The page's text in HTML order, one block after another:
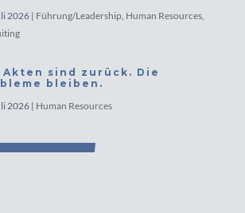
2026| Führung/Leadership Human Resources,
Akten sind zurück. Die
bleiben.
2026| Human Resources